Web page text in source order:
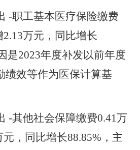
-职工基本医疗保险缴费
2.13万元，同比增长
是2023年度补发以前年度
绩效等作为 医保计算基
-其他社会保障缴费0.41万
元，同比增长88.85%，主